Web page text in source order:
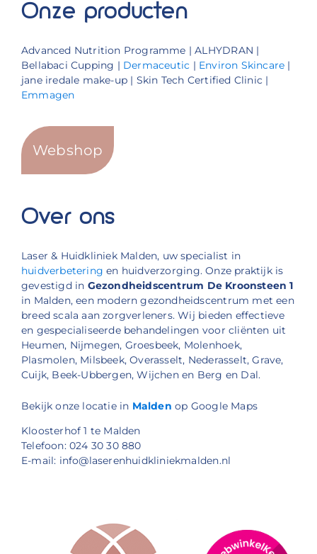
Onze producten
Advanced Nutrition Programme | ALHYDRAN |
Bellabaci Cupping | Dermaceutic | Environ Skincare |
jane iredale make-up | Skin Tech Certified Clinic |
Emmagen
Webshop
Over ons
Laser & Huidkliniek Malden, uw specialist in
huidverbetering en huidverzorging. Onze praktijk is
gevestigd in Gezondheidscentrum De Kroonsteen 1
in Malden, een modern gezondheidscentrum met een
breed scala aan zorgverleners. Wij bieden effectieve
en gespecialiseerde behandelingen voor cliënten uit
Heumen, Nijmegen, Groesbeek, Molenhoek,
Plasmolen, Milsbeek, Overasselt, Nederasselt, Grave,
Cuijk, Beek-Ubbergen, Wijchen en Berg en Dal.
Bekijk onze locatie in Malden op Google Maps
Kloosterhof 1 te Malden
Telefoon: 024 30 30 880
E-mail: info@laserenhuidkliniekmalden.nl